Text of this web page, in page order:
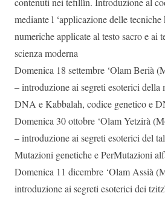
mediante l ‘applicazione delle
numeriche applicate al testo sacro e ai
scienza moderna
Domenica 18 settembre ‘Olam Berià
– introduzione ai segreti esoterici della
DNA e Kabbalah, codice genetico e
Domenica 30 ottobre ‘Olam Yetzirà
– introduzione ai segreti esoterici del
Mutazioni genetiche e PerMutazioni
Domenica 11 dicembre ‘Olam Assià
introduzione ai segreti esoterici dei